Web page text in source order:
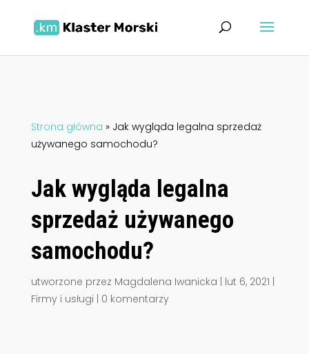
Strona główna » Jak wygląda legalna sprzedaż
używanego samochodu?
Jak wygląda legalna
sprzedaż używanego
samochodu?
utworzone przez Magdalena Iwanicka lut 6, 2021
Firmy i usługi
0 komentarzy